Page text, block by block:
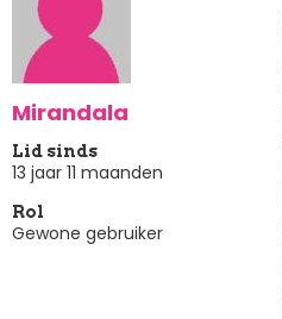
Mirandala
Lid sinds
13 jaar 11 maanden
Rol
Gewone gebruiker